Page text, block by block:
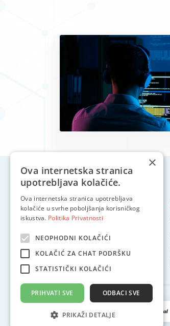
HOSTING USLUGE
Web hosting
Reseller hosting
VPS hosting
×
Ova internetska stranica
upotrebljava kolačiće.
Ova internetska stranica upotrebljava
kolačiće u svrhe poboljšanja korisničkog
iskustva. Politika Privatnosti
NEOPHODNI KOLAČIĆI
KOLAČIĆ ZA CHAT PODRŠKU
STATISTIČKI KOLAČIĆI
PRIHVATI SVE ODBACI SVE
PRIKAŽI DETALJE